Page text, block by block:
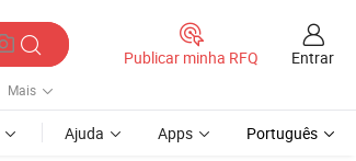
Mais
Publicar minha RFQ Entrar
Ajuda Apps Português